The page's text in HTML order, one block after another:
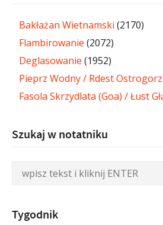
Bakłażan Wietnamski (2170)
Flambirowanie (2072)
Deglasowanie (1952)
Pieprz Wodny / Rdest
Fasola Skrzydlata (Goa) / Łust
Szukaj w notatniku
Tygodnik